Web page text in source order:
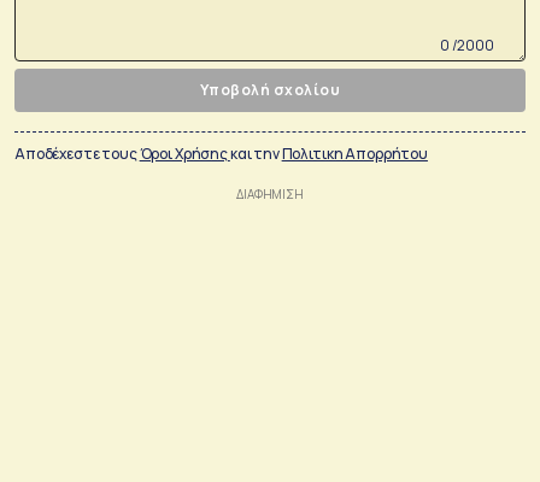
0 /2000
Υποβολή σχολίου
Αποδέχεστε τουςΌροι Χρήσηςκαι τηνΠολιτικη Απορρήτου